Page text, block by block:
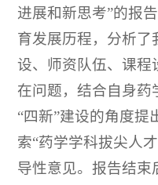
进展和新思考”的报
育发展历程，分析了
设、师资队伍、课程
在问题，结合自身药
“四新”建设的角度提
索“药学学科拔尖人
导性意见。报告结束